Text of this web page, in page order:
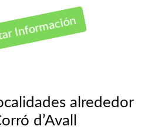
Información
alrededor
d’Avall